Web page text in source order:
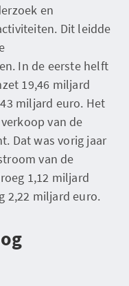
en
Dit leidde
In de eerste helft
19,46 miljard
miljard euro. Het
van de
Dat was vorig jaar
van de
1,12 miljard
2,22 miljard euro.